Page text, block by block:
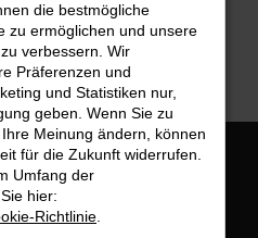
Shop
Freitag:
die bestmögliche
zu ermöglichen und unsere
verbessern. Wir
Präferenzen und
und Statistiken nur,
geben. Wenn Sie zu
Meinung ändern, können
für die Zukunft widerrufen.
Umfang der
hier:
Richtlinie